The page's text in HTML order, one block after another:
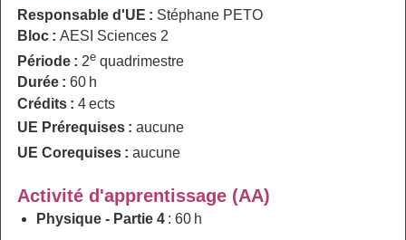
Responsable d'UE : Stéphane PETO
Bloc : AESI Sciences 2
Période : 2equadrimestre
Durée : 60 h
Crédits : 4 ects
UE Prérequises : aucune
UE Corequises : aucune
Activité d'apprentissage (AA)
Physique - Partie 4 : 60 h